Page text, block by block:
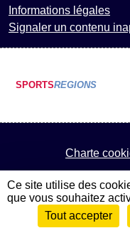
Informations légales
Signaler un contenu
SPORTSREGIONS
Charte
Envie de participer ?
Ce site utilise des
que vous souhaitez
Tout accepter